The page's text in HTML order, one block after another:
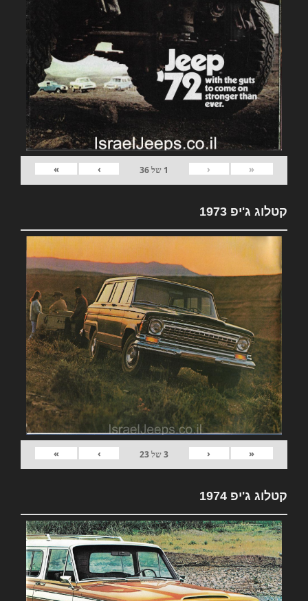
«
‹
1 של36
›
»
קטלוג ג'יפ 1973
«
‹
3של23
›
»
קטלוג ג'יפ 1974